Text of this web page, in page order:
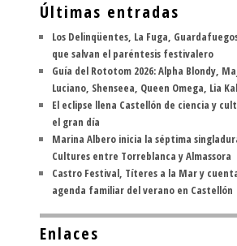
Últimas entradas
Los Delinqüentes, La Fuga,
que salvan el paréntesis festivalero
Guía del Rototom 2026: Alpha Blondy,
Luciano, Shenseea, Queen Omega, Lia
El eclipse llena Castellón de ciencia y
el gran día
Marina Albero inicia la séptima
Cultures entre Torreblanca y Almassora
Castro Festival, Títeres a la Mar y
agenda familiar del verano en Castellón
Enlaces